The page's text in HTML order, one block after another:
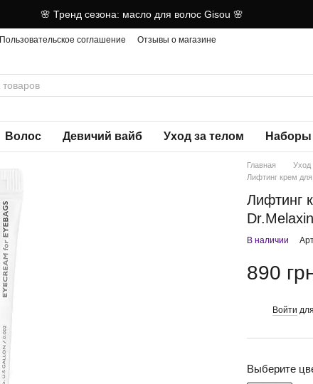
🌸 Тренд сезона: масло для волос Gisou 🌸
Пользовательское соглашение Отзывы о магазине
Волос Девичий вайб Уход за телом Наборы
Главная Уход
Лифтинг крем
Лифтинг
В наличии
890
Войти
Выберите